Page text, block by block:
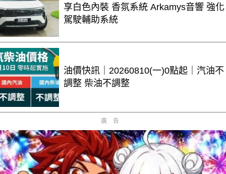
享白色內裝 香氛系統 Arkamys音響 強化
駕駛輔助系統
油價快訊｜20260810(一)0點起｜汽油不
調整 柴油不調整
廣告